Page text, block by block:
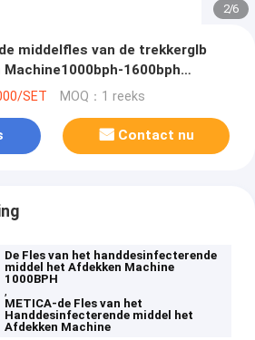
2/6
middelfles van de trekkerglb
1600bph
SET MOQ：1 reeks
Contact nu
De Fles van het handdesinfecterende
middel het Afdekken Machine
1000BPH
,
METICA-de Fles van het
Handdesinfecterende middel het
Afdekken Machine